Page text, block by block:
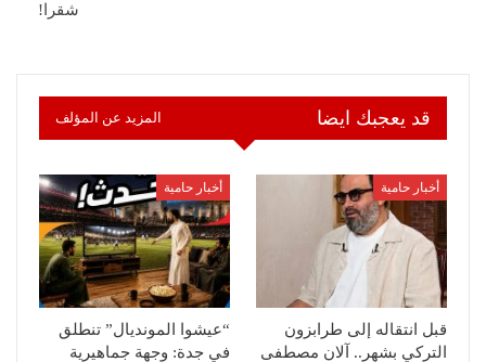
شقرا!
قد يعجبك ايضا المزيد عن المؤلف
أخبار حامية
قبل انتقاله إلى طرابزون
التركي بشهر.. آلان مصطفى
أخبار حامية
“عيشوا المونديال” تنطلق
في جدة: وجهة جماهيرية